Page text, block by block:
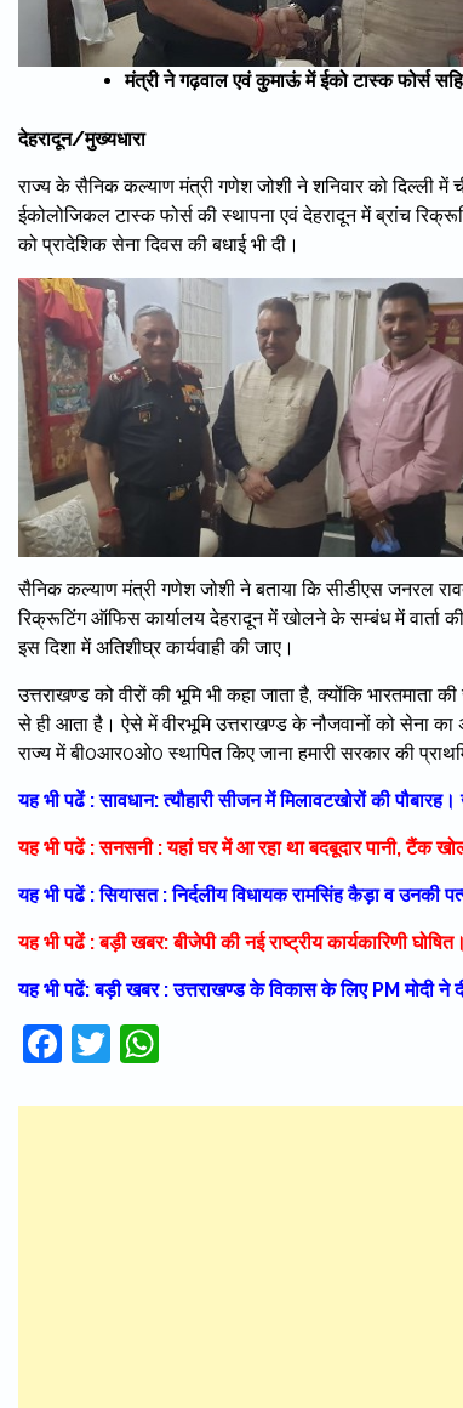
मंत्री ने गढ़वाल एवं कुमाऊं में ईको टास्क फोर्स
देहरादून/मुख्यधारा
राज्य के सैनिक कल्याण मंत्री गणेश जोशी ने शनिवार को
ईकोलोजिकल टास्क फोर्स की स्थापना एवं देहरादून में ब्रांच
को प्रादेशिक सेना दिवस की बधाई भी दी।
सैनिक कल्याण मंत्री गणेश जोशी ने बताया कि सीडीएस जनरल
रिक्रूटिंग ऑफिस कार्यालय देहरादून में खोलने के सम्बंध में
इस दिशा में अतिशीघ्र कार्यवाही की जाए।
उत्तराखण्ड को वीरों की भूमि भी कहा जाता है, क्योंकि भारतमाता
से ही आता है। ऐसे में वीरभूमि उत्तराखण्ड के नौजवानों को सेना
राज्य में बी0आर0ओ0 स्थापित किए जाना हमारी सरकार की
यह भी पढें : सावधान: त्यौहारी सीजन में मिलावटखोरों की
यह भी पढें : सनसनी : यहां घर में आ रहा था बदबूदार पानी, टैंक
यह भी पढें : सियासत : निर्दलीय विधायक रामसिंह कैड़ा व उनकी
यह भी पढें : बड़ी खबर: बीजेपी की नई राष्ट्रीय कार्यकारिणी
यह भी पढें: बड़ी खबर : उत्तराखण्ड के विकास के लिए PM मोदी ने
Facebook
Twitter